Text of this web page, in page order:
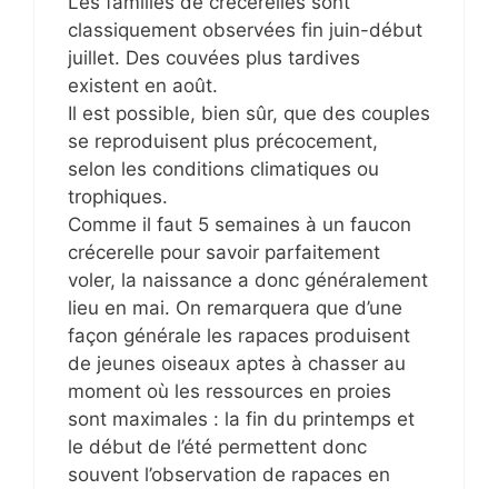
classiquement observées fin juin-début
juillet. Des couvées plus tardives
existent en août.
Il est possible, bien sûr, que des couples
se reproduisent plus précocement,
selon les conditions climatiques ou
trophiques.
Comme il faut 5 semaines à un faucon
crécerelle pour savoir parfaitement
voler, la naissance a donc généralement
lieu en mai. On remarquera que d’une
façon générale les rapaces produisent
de jeunes oiseaux aptes à chasser au
moment où les ressources en proies
sont maximales : la fin du printemps et
le début de l’été permettent donc
souvent l’observation de rapaces en